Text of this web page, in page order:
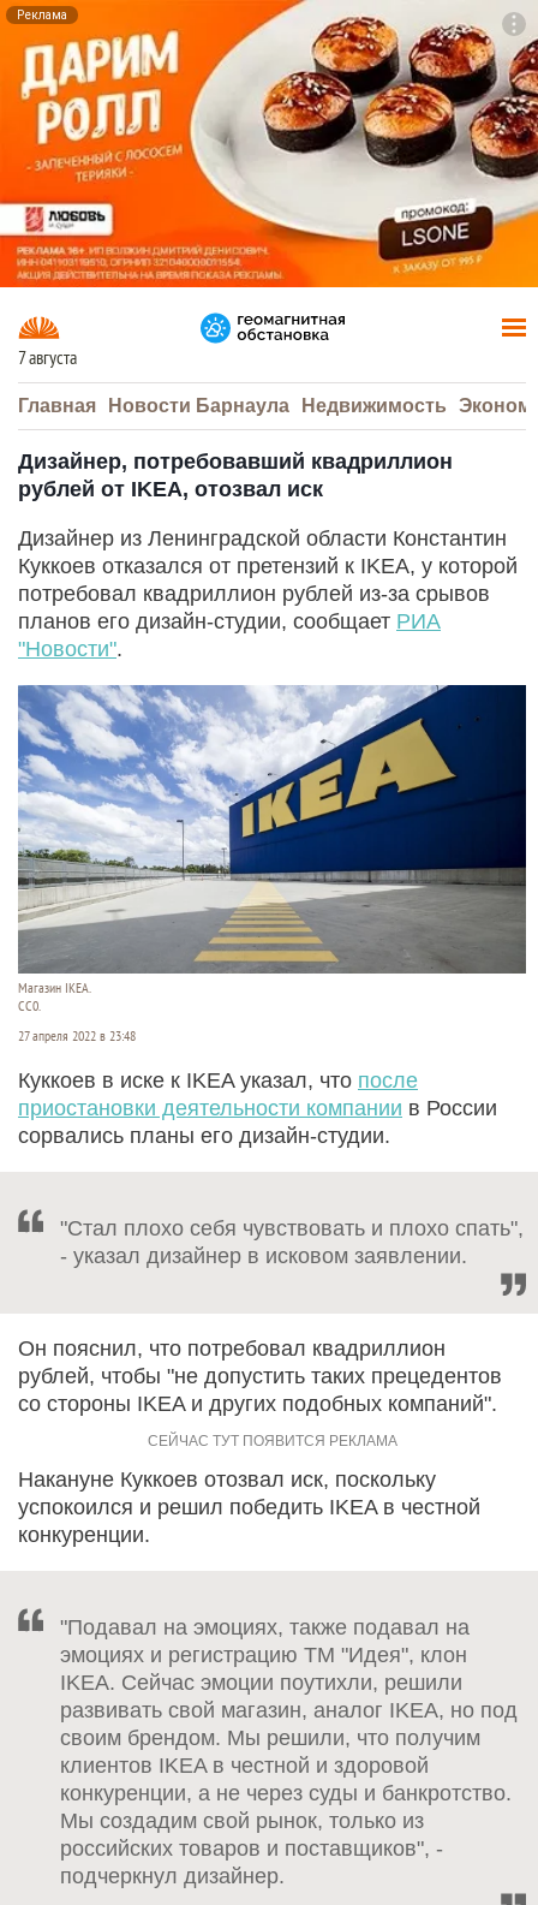
Реклама
7 августа
Главная Новости Барнаула Недвижимость
Дизайнер, потребовавший квадриллион
рублей от IKEA, отозвал иск
Дизайнер из Ленинградской области Константин
Куккоев отказался от претензий к IKEA, у которой
потребовал квадриллион рублей из-за срывов
планов его дизайн-студии, сообщает РИА
"Новости".
Магазин IKEA.
CC0.
27 апреля 2022 в 23:48
Куккоев в иске к IKEA указал, что после
приостановки деятельности компании в России
сорвались планы его дизайн-студии.
"Стал плохо себя чувствовать и плохо спать",
- указал дизайнер в исковом заявлении.
Он пояснил, что потребовал квадриллион
рублей, чтобы "не допустить таких прецедентов
со стороны IKEA и других подобных компаний".
Накануне Куккоев отозвал иск, поскольку
успокоился и решил победить IKEA в честной
конкуренции.
"Подавал на эмоциях, также подавал на
эмоциях и регистрацию ТМ "Идея", клон
IKEA. Сейчас эмоции поутихли, решили
развивать свой магазин, аналог IKEA, но под
своим брендом. Мы решили, что получим
клиентов IKEA в честной и здоровой
конкуренции, а не через суды и банкротство.
Мы создадим свой рынок, только из
российских товаров и поставщиков", -
подчеркнул дизайнер.